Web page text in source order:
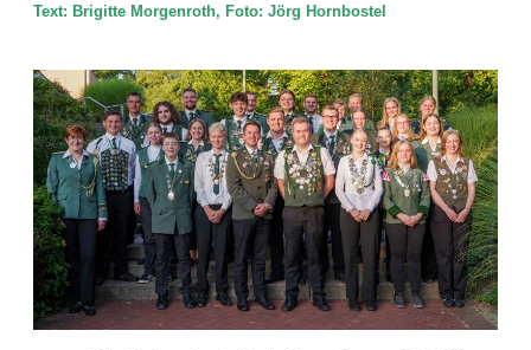
Text: Brigitte Morgenroth, Foto: Jörg Hornbostel